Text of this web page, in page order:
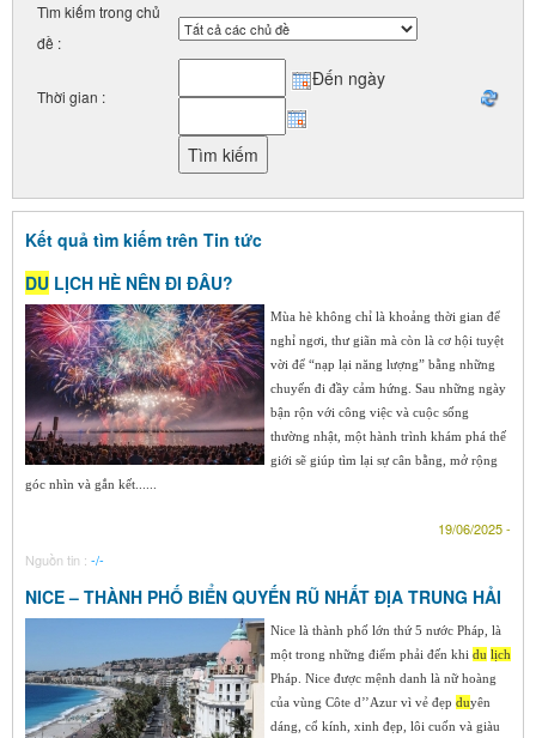
Tìm kiếm trong chủ
đề :
Thời gian :
Đến ngày
Kết quả tìm kiếm trên Tin tức
DU LỊCH HÈ NÊN ĐI ĐÂU?
Mùa hè không chỉ là khoảng thời gian để
nghỉ ngơi, thư giãn mà còn là cơ hội tuyệt
vời để “nạp lại năng lượng” bằng những
chuyến đi đầy cảm hứng. Sau những ngày
bận rộn với công việc và cuộc sống
thường nhật, một hành trình khám phá thế
giới sẽ giúp tìm lại sự cân bằng, mở rộng
góc nhìn và gắn kết......
19/06/2025 -
Nguồn tin : -/-
NICE – THÀNH PHỐ BIỂN QUYẾN RŨ NHẤT ĐỊA TRUNG HẢI
Nice là thành phố lớn thứ 5 nước Pháp, là
một trong những điểm phải đến khi du lịch
Pháp. Nice được mệnh danh là nữ hoàng
của vùng Côte d’’Azur vì vẻ đẹp duyên
dáng, cổ kính, xinh đẹp, lôi cuốn và giàu